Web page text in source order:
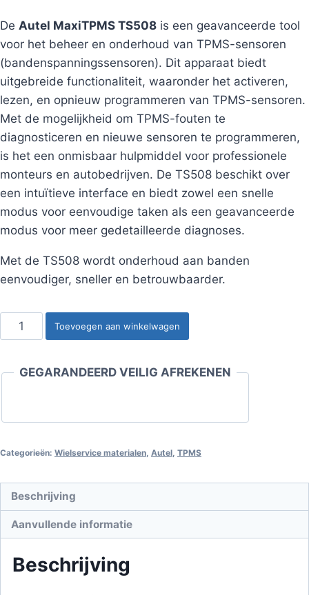
De Autel MaxiTPMS TS508 is een geavanceerde tool
voor het beheer en onderhoud van TPMS-sensoren
(bandenspanningssensoren). Dit apparaat biedt
uitgebreide functionaliteit, waaronder het activeren,
lezen, en opnieuw programmeren van TPMS-sensoren.
Met de mogelijkheid om TPMS-fouten te
diagnosticeren en nieuwe sensoren te programmeren,
is het een onmisbaar hulpmiddel voor professionele
monteurs en autobedrijven. De TS508 beschikt over
een intuïtieve interface en biedt zowel een snelle
modus voor eenvoudige taken als een geavanceerde
modus voor meer gedetailleerde diagnoses.
Met de TS508 wordt onderhoud aan banden
eenvoudiger, sneller en betrouwbaarder.
Autel
MaxiTPMS
aantal
Toevoegen aan winkelwagen
GEGARANDEERD VEILIG AFREKENEN
Categorieën: Wielservice materialen Autel TPMS
Beschrijving
Aanvullende informatie
Beschrijving